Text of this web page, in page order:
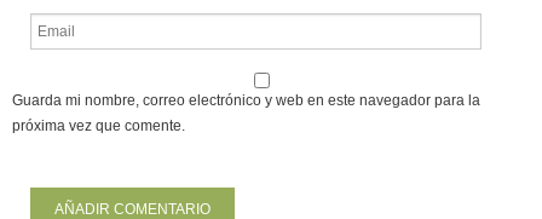
Guarda mi nombre, correo electrónico y web en este navegador para la
próxima vez que comente.